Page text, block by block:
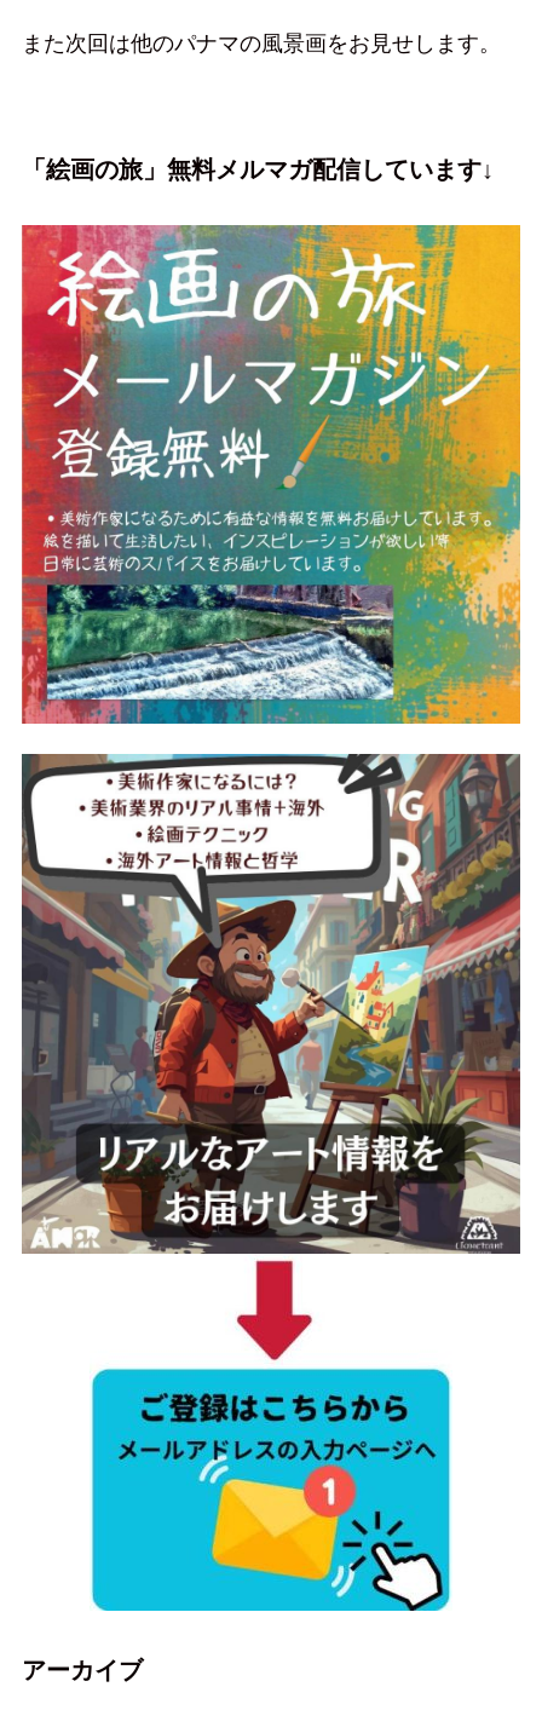
また次回は他のパナマの風景画をお見せします。
「絵画の旅」無料メルマガ配信しています↓
アーカイブ